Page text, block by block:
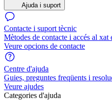
Ajuda i suport
Contacte i suport tècnic
Mètodes de contacte i accés al xat
Veure opcions de contacte
Centre d'ajuda
Guies, preguntes freqüents i
Veure ajudes
Categories d'ajuda